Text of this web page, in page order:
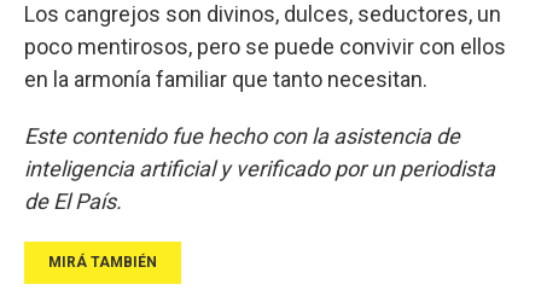
Los cangrejos son divinos, dulces, seductores, un
poco mentirosos, pero se puede convivir con ellos
en la armonía familiar que tanto necesitan.
Este contenido fue hecho con la asistencia de
inteligencia artificial y verificado por un periodista
de El País.